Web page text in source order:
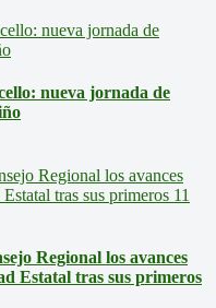
nueva jornada de
Regional los avances
Estatal tras sus primeros